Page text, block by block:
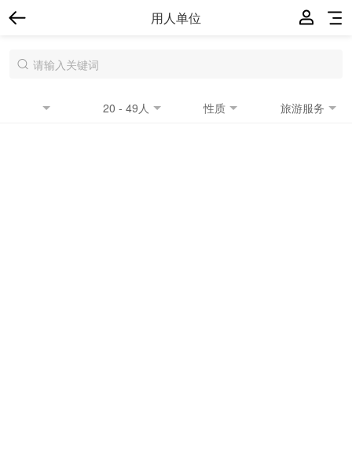
用人单位
20 - 49人 性质 旅游服务